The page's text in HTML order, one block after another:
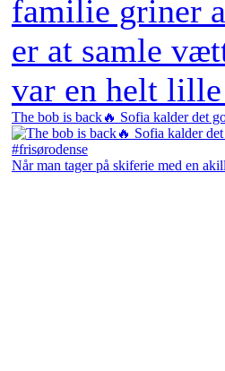
The bob is back🔥 Sofia kalder det
Når man tager på skiferie med en